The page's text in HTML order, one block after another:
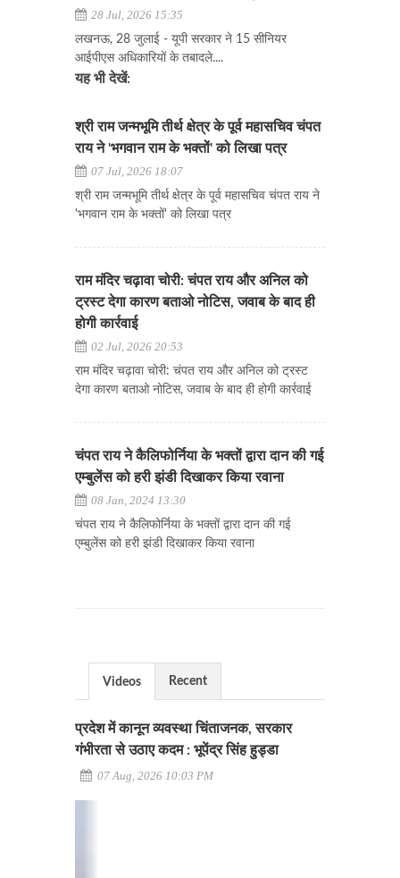
28 Jul, 2026 15:35
लखनऊ, 28 जुलाई - यूपी सरकार ने 15 सीनियर
आईपीएस अधिकारियों के तबादले....
यह भी देखें:
श्री राम जन्मभूमि तीर्थ क्षेत्र के पूर्व महासचिव चंपत
राय ने 'भगवान राम के भक्तों' को लिखा पत्र
07 Jul, 2026 18:07
श्री राम जन्मभूमि तीर्थ क्षेत्र के पूर्व महासचिव चंपत राय ने
'भगवान राम के भक्तों' को लिखा पत्र
राम मंदिर चढ़ावा चोरी: चंपत राय और अनिल को
ट्रस्ट देगा कारण बताओ नोटिस, जवाब के बाद ही
होगी कार्रवाई
02 Jul, 2026 20:53
राम मंदिर चढ़ावा चोरी: चंपत राय और अनिल को ट्रस्ट
देगा कारण बताओ नोटिस, जवाब के बाद ही होगी कार्रवाई
चंपत राय ने कैलिफोर्निया के भक्तों द्वारा दान की गई
एम्बुलेंस को हरी झंडी दिखाकर किया रवाना
08 Jan, 2024 13:30
चंपत राय ने कैलिफोर्निया के भक्तों द्वारा दान की गई
एम्बुलेंस को हरी झंडी दिखाकर किया रवाना
Videos Recent
प्रदेश में कानून व्यवस्था चिंताजनक, सरकार
गंभीरता से उठाए कदम : भूपेंद्र सिंह हुड्डा
07 Aug, 2026 10:03 PM